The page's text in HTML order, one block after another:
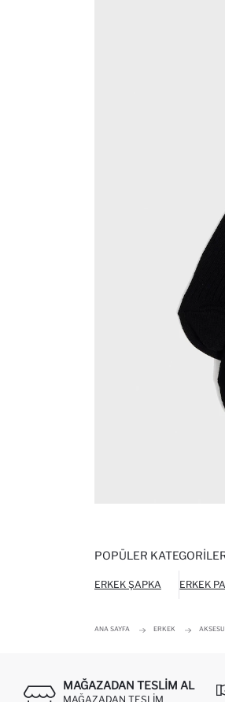
POPÜLER
ERKEK ŞAPKA ERKEK
ANA SAYFA ERKEK
MAĞAZADAN TESLIM AL
MAĞAZADAN TESLIM